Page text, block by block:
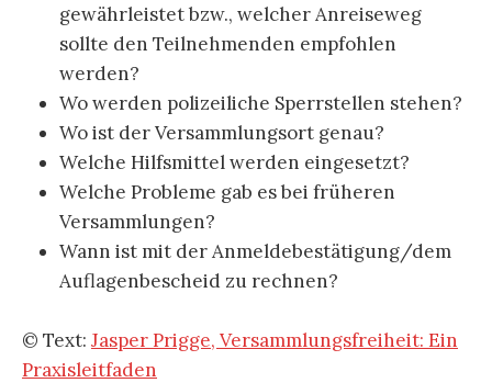
gewährleistet bzw., welcher Anreiseweg
sollte den Teilnehmenden empfohlen
werden?
Wo werden polizeiliche Sperrstellen stehen?
Wo ist der Versammlungsort genau?
Welche Hilfsmittel werden eingesetzt?
Welche Probleme gab es bei früheren
Versammlungen?
Wann ist mit der Anmeldebestätigung/dem
Auflagenbescheid zu rechnen?
© Text: Jasper Prigge, Versammlungsfreiheit: Ein
Praxisleitfaden